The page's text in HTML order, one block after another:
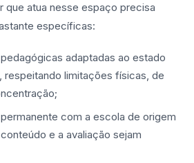
que atua nesse espaço precisa
específicas:
adaptadas ao estado
respeitando limitações físicas, de
com a escola de origem
e a avaliação sejam